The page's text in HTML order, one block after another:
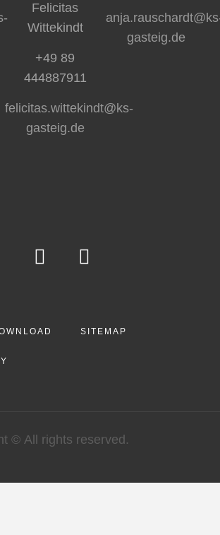
Felicitas
Wittekindt
+49 89
444887911
felicitas.wittekindt@ks-
gasteig.de
gasteig.de
SITEMAP
© All rights reserved.